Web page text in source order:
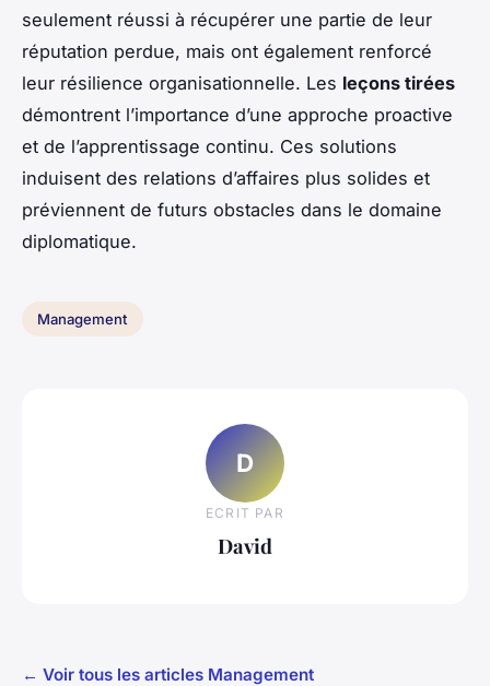
seulement réussi à récupérer une partie de leur
réputation perdue, mais ont également renforcé
leur résilience organisationnelle. Les leçons tirées
démontrent l’importance d’une approche proactive
et de l’apprentissage continu. Ces solutions
induisent des relations d’affaires plus solides et
préviennent de futurs obstacles dans le domaine
diplomatique.
Management
D
ECRIT PAR
David
← Voir tous les articles Management